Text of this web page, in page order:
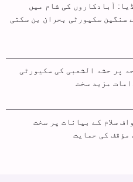
آبادکاروں کی شام میں
سنگین سکیورٹی بحران بن سکتی
پر حشد الشعبی کی سکیورٹی
مزید سخت
سلام کے بیانات پر سخت
مؤقف کی حمایت